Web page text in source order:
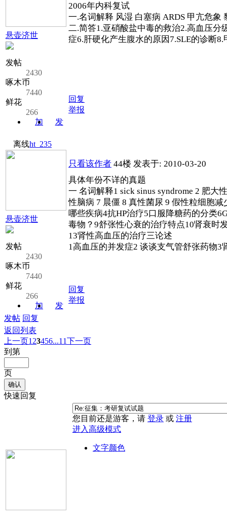
悬壶济世
发帖
2430
啄木币
7440
鲜花
266
加
发
2006年内科复试
一.名词解释 风湿 白塞病 ARDS 甲亢危象
二.简答1.亚硝酸盐中毒的救治2.高血压
症6.肝硬化产生腹水的原因7.SLE的诊断
回复
举报
离线ht_235
悬壶济世
发帖
2430
啄木币
7440
鲜花
266
加
关注
发
只看该作者 44楼 发表于: 2010-03-20
具体年份不详的真题
一 名词解释1 sick sinus syndrome 2 肥大
性脑病 7 晨僵 8 真性菌尿 9 假性粒细胞
哪些疾病4抗HP治疗5口服降糖药的分类
毒物？9舒张性心衰的治疗特点10肾衰时
13肾性高血压的治疗三论述
1高血压的并发症2 谈谈支气管舒张药物
回复
举报
发帖 回复
返回列表
上一页1 23456...11下一页
到第
页
确认
快速回复
您目前还是游客，请 登录 或 注册
进入高级模式
文字颜色